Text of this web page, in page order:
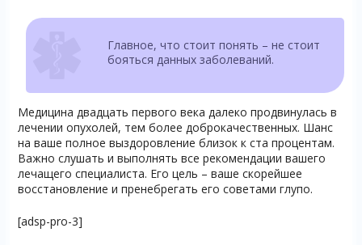
Главное, что стоит понять – не стоит
бояться данных заболеваний.
Медицина двадцать первого века далеко продвинулась в
лечении опухолей, тем более доброкачественных. Шанс
на ваше полное выздоровление близок к ста процентам.
Важно слушать и выполнять все рекомендации вашего
лечащего специалиста. Его цель – ваше скорейшее
восстановление и пренебрегать его советами глупо.
[adsp-pro-3]